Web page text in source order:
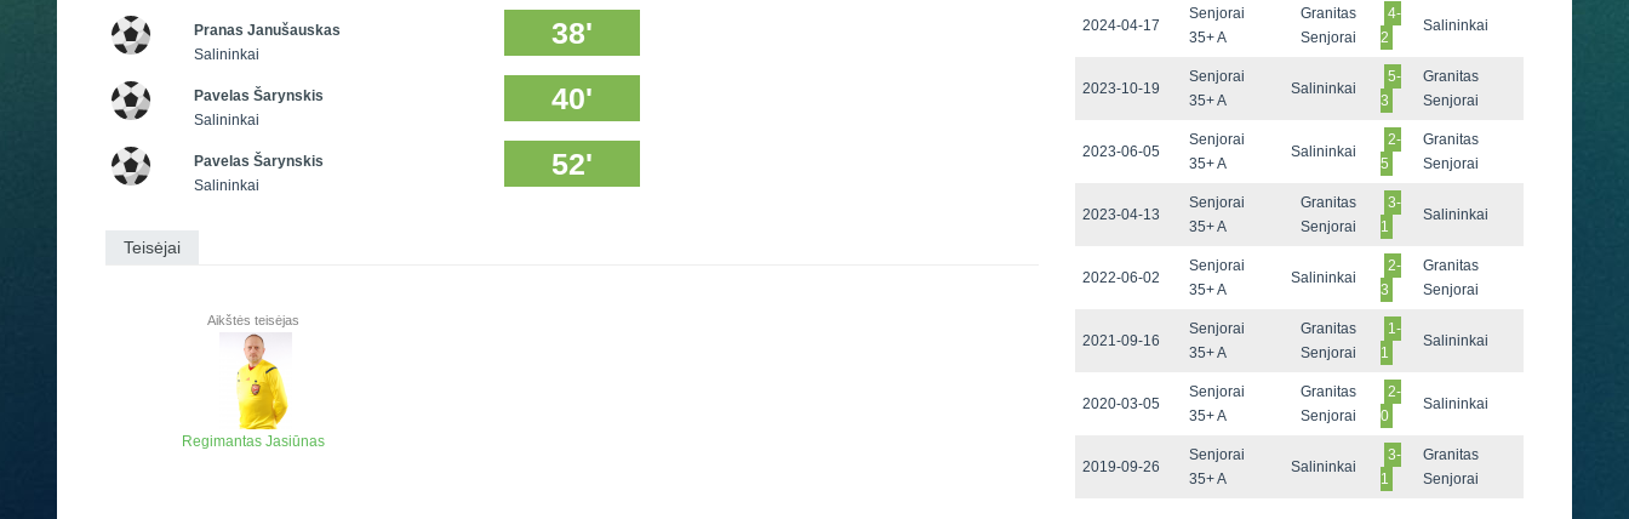
Pranas Janušauskas
Salininkai
38'
Pavelas Šarynskis
Salininkai
40'
Pavelas Šarynskis
Salininkai
52'
Teisėjai
Aikštės teisėjas
Regimantas Jasiūnas
2024-04-17
Senjorai
35+ A
Granitas
Senjorai
4-
2
Salininkai
2023-10-19
Senjorai
35+ A
Salininkai
5-
3
Granitas
Senjorai
2023-06-05
Senjorai
35+ A
Salininkai
2-
5
Granitas
Senjorai
2023-04-13
Senjorai
35+ A
Granitas
Senjorai
3-
1
Salininkai
2022-06-02
Senjorai
35+ A
Salininkai
2-
3
Granitas
Senjorai
2021-09-16
Senjorai
35+ A
Granitas
Senjorai
1-
1
Salininkai
2020-03-05
Senjorai
35+ A
Granitas
Senjorai
2-
0
Salininkai
2019-09-26
Senjorai
35+ A
Salininkai
3-
1
Granitas
Senjorai